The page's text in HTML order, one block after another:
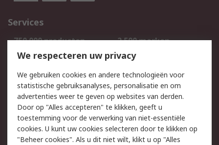
Services
750.000 producten
2.500 merken
Bestellen
Inkoopoplossingen
Track & Trace
Wettelijk
Cookiebeleid
Email veiligheid
Privacybeleid
Websitevoorwaarden
We respecteren uw privacy
We gebruiken cookies en andere technologieën voor
statistische gebruiksanalyses, personalisatie en om
advertenties weer te geven op websites van derden.
Door op "Alles accepteren" te klikken, geeft u
toestemming voor de verwerking van niet-essentiële
cookies. U kunt uw cookies selecteren door te klikken op
"Beheer cookies". Als u dit niet wilt, klikt u op "Alles